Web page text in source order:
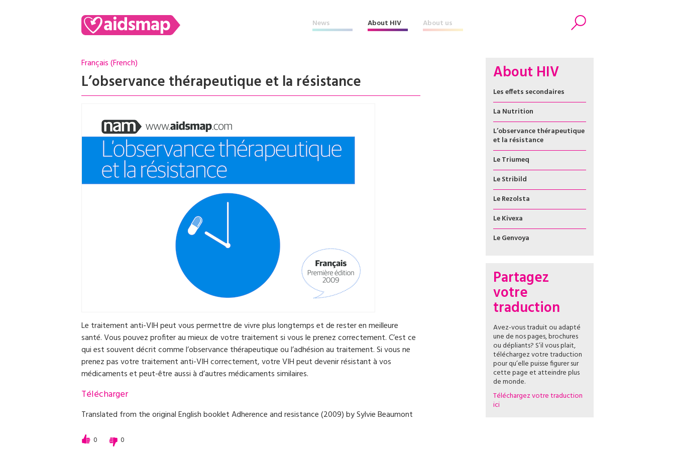
News About HIV About us
Search
Français (French)
L’observance thérapeutique et la résistance
Le traitement anti-VIH peut vous permettre de vivre plus longtemps et de rester en meilleure
santé. Vous pouvez profiter au mieux de votre traitement si vous le prenez correctement. C’est ce
qui est souvent décrit comme l’observance thérapeutique ou l’adhésion au traitement. Si vous ne
prenez pas votre traitement anti-VIH correctement, votre VIH peut devenir résistant à vos
médicaments et peut-être aussi à d’autres médicaments similaires.
Télécharger
Translated from the original English booklet Adherence and resistance (2009) by Sylvie Beaumont
0 0
About HIV
Les effets secondaires
La Nutrition
L’observance thérapeutique
et la résistance
Le Triumeq
Le Stribild
Le Rezolsta
Le Kivexa
Le Genvoya
Partagez
votre
traduction
Avez-vous traduit ou adapté
une de nos pages, brochures
ou dépliants? S’il vous plait,
téléchargez votre traduction
pour qu’elle puisse figurer sur
cette page et atteindre plus
de monde.
Téléchargez votre traduction
ici